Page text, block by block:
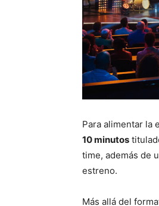
Para alimentar la
10 minutos
time, además de
estreno.
Más allá del